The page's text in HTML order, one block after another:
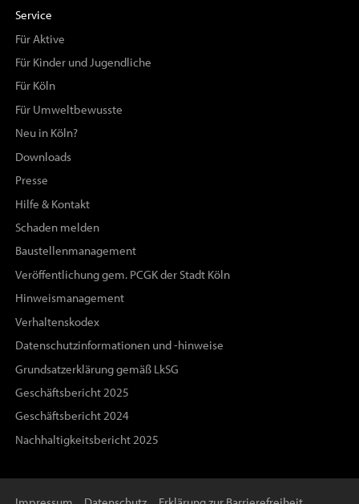
Service
Für Aktive
Für Kinder und Jugendliche
Für Köln
Für Umweltbewusste
Neu in Köln?
Downloads
Presse
Hilfe & Kontakt
Schaden melden
Baustellenmanagement
Veröffentlichung gem. PCGK der Stadt Köln
Hinweismanagement
Verhaltenskodex
Datenschutzinformationen und -hinweise
Grundsatzerklärung gemäß LkSG
Geschäftsbericht 2025
Geschäftsbericht 2024
Nachhaltigkeitsbericht 2025